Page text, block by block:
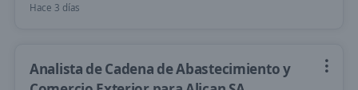
Hace 3 días
Analista de Cadena de Abastecimiento y